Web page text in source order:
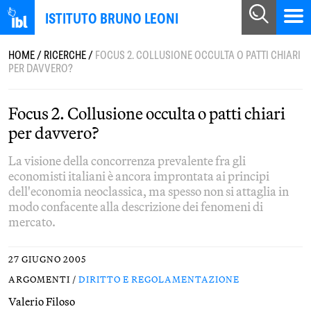
ISTITUTO BRUNO LEONI
HOME/RICERCHE/FOCUS 2. COLLUSIONE OCCULTA O PATTI CHIARI
PER DAVVERO?
Focus 2. Collusione occulta o patti chiari
per davvero?
La visione della concorrenza prevalente fra gli
economisti italiani è ancora improntata ai principi
dell'economia neoclassica, ma spesso non si attaglia in
modo confacente alla descrizione dei fenomeni di
mercato.
27 GIUGNO 2005
ARGOMENTI / DIRITTO E REGOLAMENTAZIONE
Valerio Filoso